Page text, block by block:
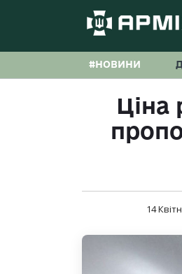
#НОВИНИ
Ціна
14